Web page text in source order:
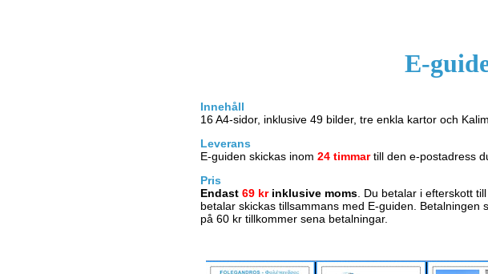
E-
Innehåll
16 A4-sidor, inklusive 49 bilder, tre enkla kartor och
Leverans
E-guiden skickas inom 24 timmartill den e-postadress
Pris
Endast 69 kr inklusive moms . Du betalar i efterskott
betalar skickas tillsammans med E-guiden.
på 60 kr tillkommer sena betalningar.